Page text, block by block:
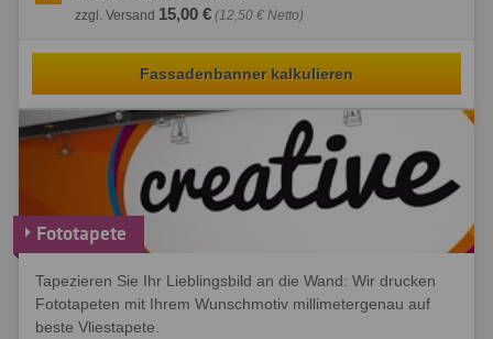
zzgl. Versand 15,00 € (12,50 € Netto)
Fassadenbanner kalkulieren
Fototapete
Tapezieren Sie Ihr Lieblingsbild an die Wand: Wir drucken
Fototapeten mit Ihrem Wunschmotiv millimetergenau auf
beste Vliestapete.